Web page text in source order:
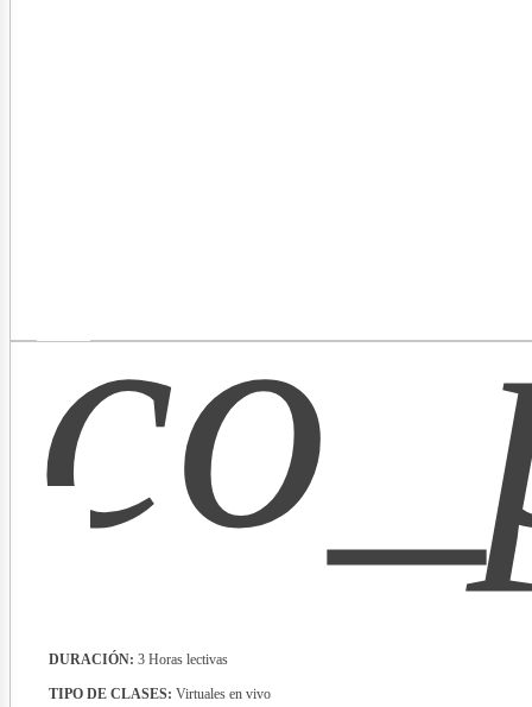
TIPO DE CLASES: Virtuales en vivo
DURACIÓN: 3 Horas lectivas